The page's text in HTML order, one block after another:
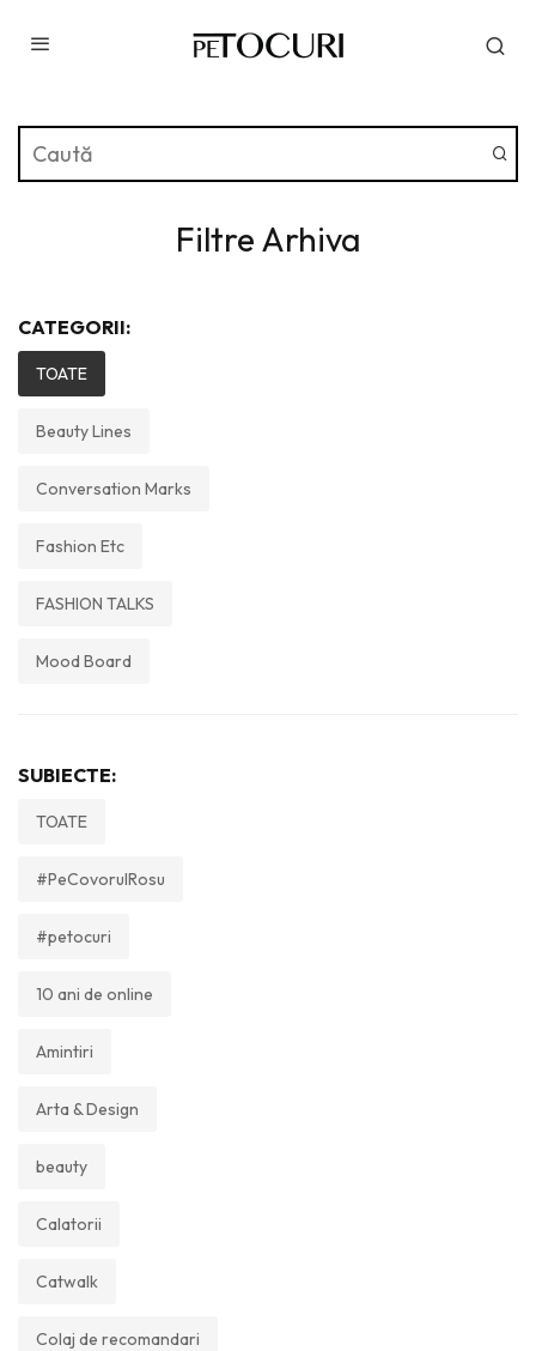
Filtre Arhiva
CATEGORII:
TOATE
Beauty Lines
Conversation Marks
Fashion Etc
FASHION TALKS
Mood Board
SUBIECTE:
TOATE
#PeCovorulRosu
#petocuri
10 ani de online
Amintiri
Arta & Design
beauty
Calatorii
Catwalk
Colaj de recomandari